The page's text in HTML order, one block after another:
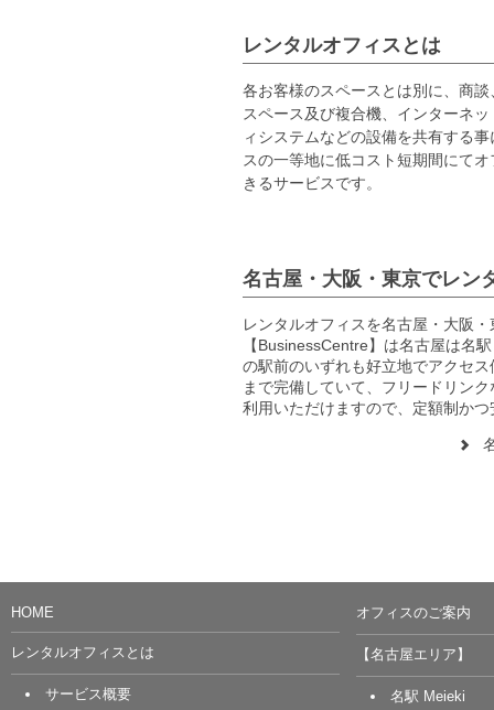
レンタルオフィスとは
各お客様のスペースとは別に、商
スペース及び複合機、インターネ
ィシステムなどの設備を共有する
スの一等地に低コスト短期間にて
きるサービスです。
名古屋・大阪・東京でレ
レンタルオフィスを名古屋 ・ 大阪 ・
【BusinessCentre】は名古屋は名駅
の駅前のいずれも好立地でアクセ
まで完備していて、フリードリン
利用いただけますので、定額制か
HOME
レンタルオフィスとは
サービス概要
オフィスのご案内
【名古屋エリア】
名駅 Meieki